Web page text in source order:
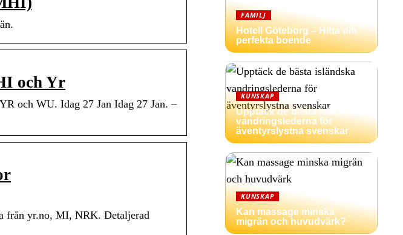
och Yr
och WU. Idag 27 Jan Idag 27 Jan. –
från yr.no, MI, NRK. Detaljerad
FAMILJ
Hotell Göteborg – Hitta ditt
perfekta boende
KUNSKAP
Upptäck de bästa isländska
vandringslederna för
äventyrslystna svenskar
KUNSKAP
Kan massage minska
migrän och huvudvärk?